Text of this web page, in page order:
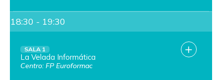
18:30 - 19:30
SALA 1
La Velada Informática
Centro: FP Euroformac